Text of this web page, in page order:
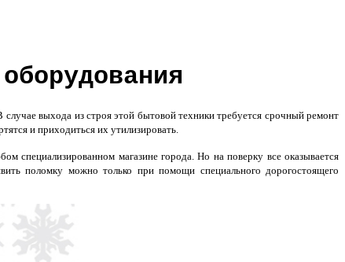
выхода из строя этой бытовой техники требуется срочный ремонт
и приходиться их утилизировать.
специализированном магазине города. Но на поверку все оказывается
поломку можно только при помощи специального дорогостоящего